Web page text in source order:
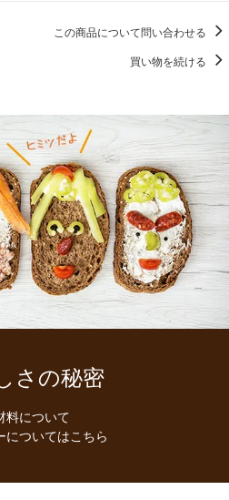
この商品について問い合わせる
買い物を続ける
さの秘密
料について
についてはこちら